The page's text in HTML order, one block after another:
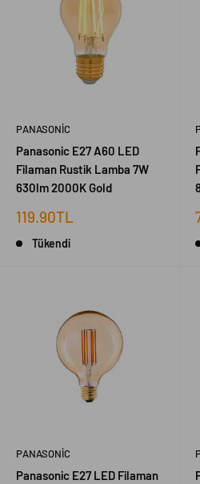
PANASONIC
Panasonic E27 A60 LED
Filaman Rustik Lamba 7W
630lm 2000K Gold
İndirimli
119.90TL
Tükendi
PANASONIC
Panasonic E27 LED Filaman